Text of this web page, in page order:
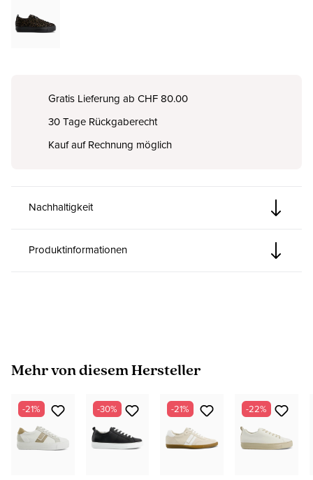
Gratis Lieferung ab CHF 80.00
30 Tage Rückgaberecht
Kauf auf Rechnung möglich
Nachhaltigkeit
Produktinformationen
Produktgalerie überspringen
Mehr von diesem Hersteller
-21% -30% -21% -22%